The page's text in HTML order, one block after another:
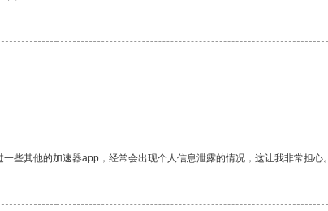
些其他的加速器app，经常会出现个人信息泄露的情况，这让我非常担心。